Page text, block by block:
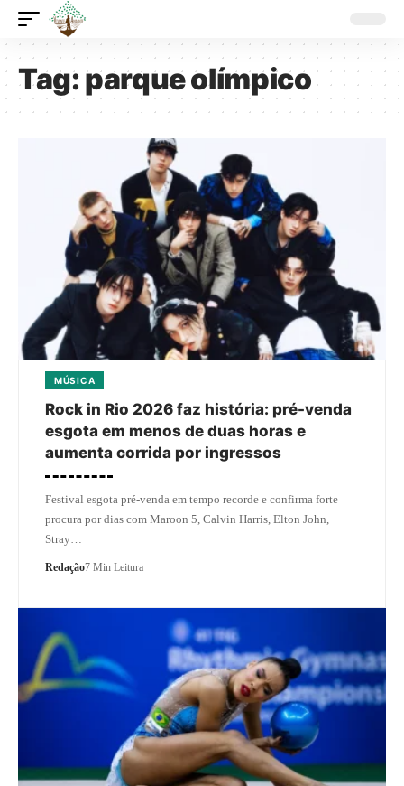
Tag:parque olímpico
MÚSICA
Rock in Rio 2026 faz história: pré-venda
esgota em menos de duas horas e
aumenta corrida por ingressos
Festival esgota pré-venda em tempo recorde e confirma forte
procura por dias com Maroon 5, Calvin Harris, Elton John,
Stray…
Redação7 Min Leitura